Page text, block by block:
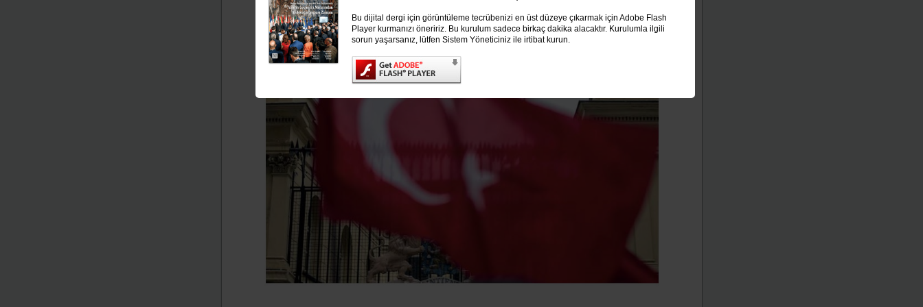
Bu dijital dergi için görüntüleme tecrübenizi en üst düzeye çıkarmak için Adobe Flash
Player kurmanızı öneririz. Bu kurulum sadece birkaç dakika alacaktır. Kurulumla ilgili
sorun yaşarsanız, lütfen Sistem Yöneticiniz ile irtibat kurun.